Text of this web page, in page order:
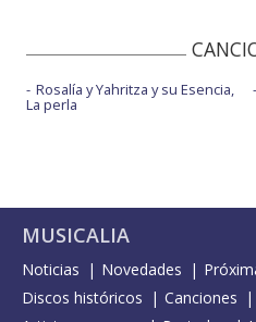
Rosalía y Yahritza y su Esencia,
La perla
MUSICALIA
Noticias Novedades
Discos históricos
Canciones